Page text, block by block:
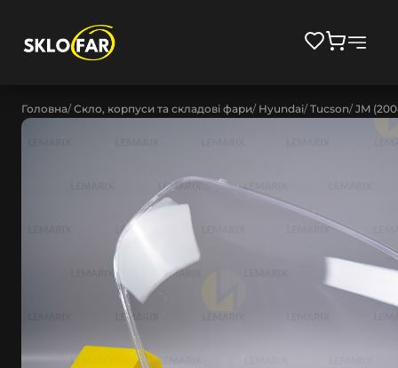
Головна Скло, корпуси та складові фари Hyundai Tucson JM